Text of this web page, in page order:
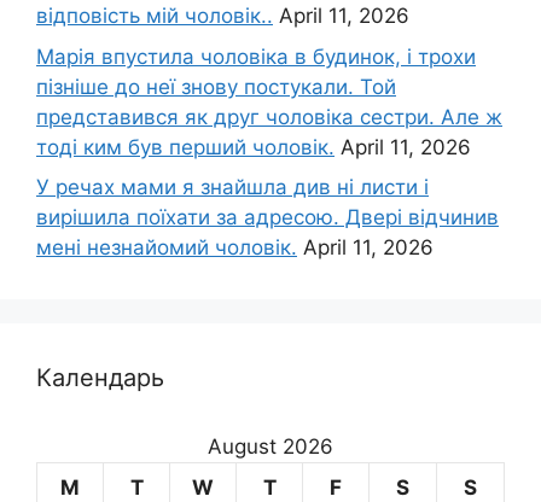
відповість мій чоловік.. April 11, 2026
Марія впустила чоловіка в будинок, і трохи
пізніше до неї знову постукали. Той
представився як друг чоловіка сестри. Але ж
тоді ким був перший чоловік. April 11, 2026
У речах мами я знайшла див ні листи і
вирішила поїхати за адресою. Двері відчинив
мені незнайомий чоловік. April 11, 2026
Календарь
August 2026
M
T W T F S S